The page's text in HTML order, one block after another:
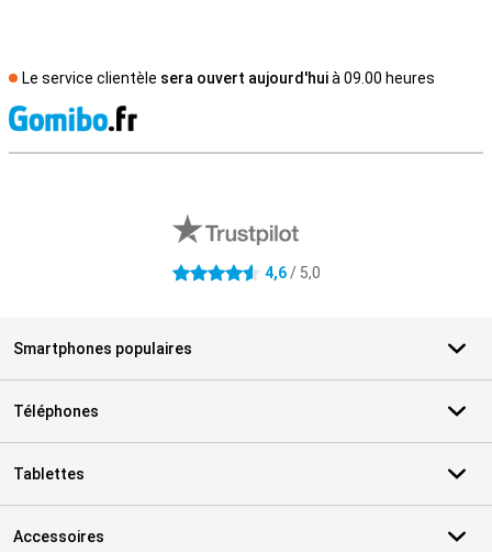
Le service clientèle sera ouvert aujourd'huià 09.00 heures
4.6 étoiles 4,6/ 5,0
Smartphones populaires
Téléphones
Tablettes
Accessoires